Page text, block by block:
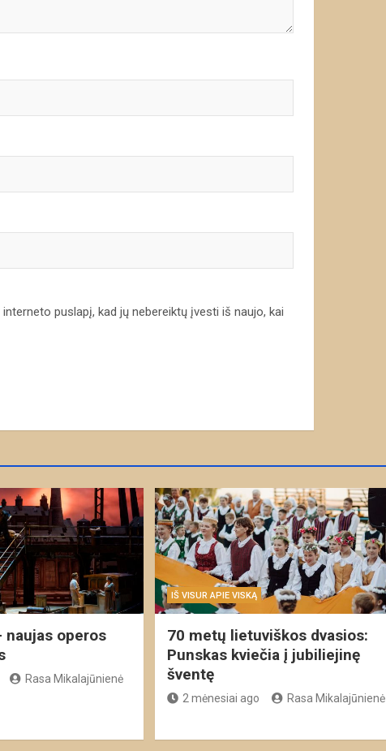
puslapį, kad jų nebereiktų įvesti iš naujo, kai
naujas operos
Rasa Mikalajūnienė
IŠ VISUR APIE VISKĄ
70 metų lietuviškos dvasios:
Punskas kviečia į jubiliejinę
šventę
2 mėnesiai ago Rasa Mikalajūnienė